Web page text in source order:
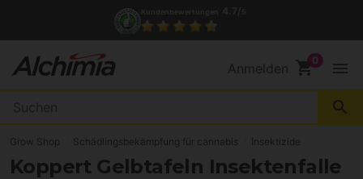
(+34) 972 527 248
Anmelden shopping_cart menu
search
Grow Shop Schädlingsbekämpfung für cannabis Insektizide
Koppert Gelbtafeln Insektenfalle